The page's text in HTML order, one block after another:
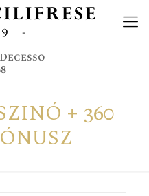
+ 360